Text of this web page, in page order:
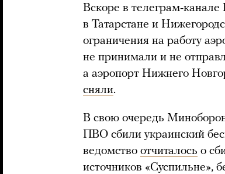
Вскоре в телеграм-канале
в Татарстане и
ограничения на работу
не принимали и не
а аэропорт Нижнего
сняли.
В свою очередь
ПВО сбили украинский
ведомство отчиталось о
источников «Суспильне»,